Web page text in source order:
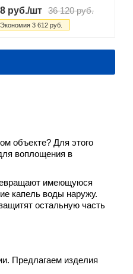
руб./шт 36 120руб.
Экономия 3 612руб.
объекте? Для этого
воплощения в
имеющуюся
капель воды наружу.
остальную часть
Предлагаем изделия